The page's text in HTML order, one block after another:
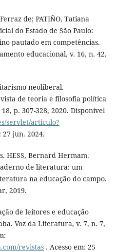
de; PATIÑO, Tatiana
do Estado de São Paulo:
pautado em competências.
educacional, v. 16, n. 42,
neoliberal.
de teoria e filosofia política
p. 307-328, 2020. Disponível
servlet/articulo?
27 jun. 2024.
HESS, Bernard Hermam.
de literatura: um
na educação do campo.
2019.
de leitores e educação
Voz da Literatura, v. 7, n. 7,
revistas. Acesso em: 25